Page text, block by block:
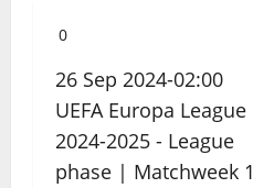
0
26 Sep 2024-02:00
UEFA Europa League
2024-2025 - League
phase | Matchweek 1